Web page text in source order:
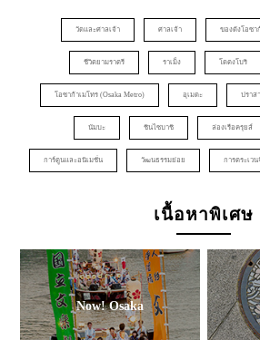
วัดและศาลเจ้า ศาลเจ้า ของดังโอซา
ชีวิตยามราตรี ราเม็ง โดตงโบริ
โอซาก้าเมโทร (Osaka Metro) อุเมดะ ปราส
นัมบะ ชินไซบาชิ ล่องเรือครุยส์
การ์ตูนและอนิเมชั่น วัฒนธรรมย่อย การตระเว
เนื้อหาพิเศษ
Now! Osaka